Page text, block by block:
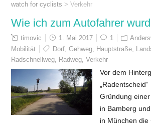
watch for cyclists >Verkehr
Wie ich zum Autofahrer
timovic 1. Mai 2017 1
Mobilität
Dorf,Gehweg, Hauptstraße,
Radschnellweg, Radweg,Verkehr
Vor dem
Gründung
in Bamberg
in München die